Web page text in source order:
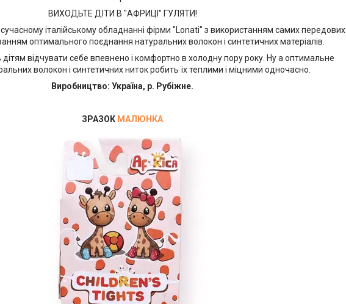
ВИХОДЬТЕ ДІТИ В "АФРИЦІ" ГУЛЯТИ!
сучасному італійському обладнанні фірми "Lonati" з використанням самих передових
оптимального поєднання натуральних волокон і синтетичних матеріалів.
дітям відчувати себе впевнено і комфортно в холодну пору року. Ну а оптимальне
волокон і синтетичних ниток робить їх теплими і міцними одночасно.
Виробництво: Україна, р. Рубіжне.
ЗРАЗОК МАЛЮНКА